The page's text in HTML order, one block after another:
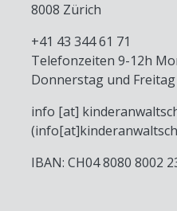
8008 Zürich
+41 43 344 61 71
Telefonzeiten 9-12h
Donnerstag und Freitag
info [at]
IBAN: CH04 8080 8002